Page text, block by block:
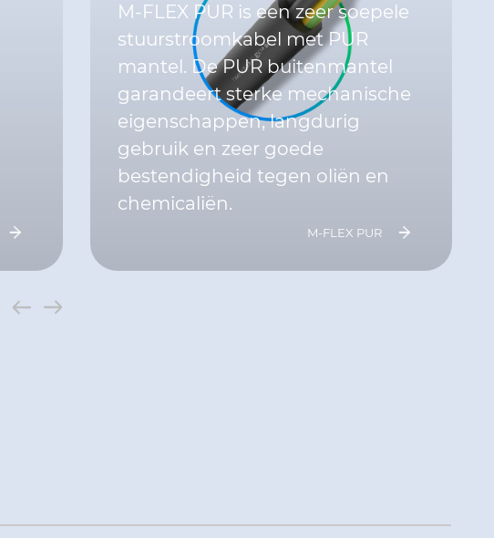
M-FLEX PUR is een zeer soepele
stuurstroomkabel met PUR
mantel. De PUR buitenmantel
garandeert sterke mechanische
eigenschappen, langdurig
gebruik en zeer goede
bestendigheid tegen oliën en
chemicaliën.
M-FLEX PUR